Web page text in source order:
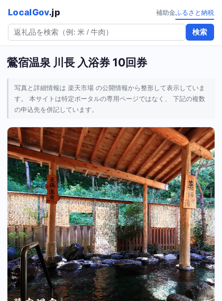
LocalGov.jp
検索
補助金ふるさと納税
鶯宿温泉 川長 入浴券 10回券
写真と詳細情報は 楽天市場 の公開情報から整形して表示していま
す。 本サイトは特定ポータルの専用ページではなく、 下記の複数
の申込先を併記しています。